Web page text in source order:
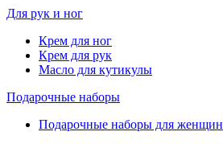
Для рук и ног
Крем для ног
Крем для рук
Масло для кутикулы
Подарочные наборы
Подарочные наборы для женщин